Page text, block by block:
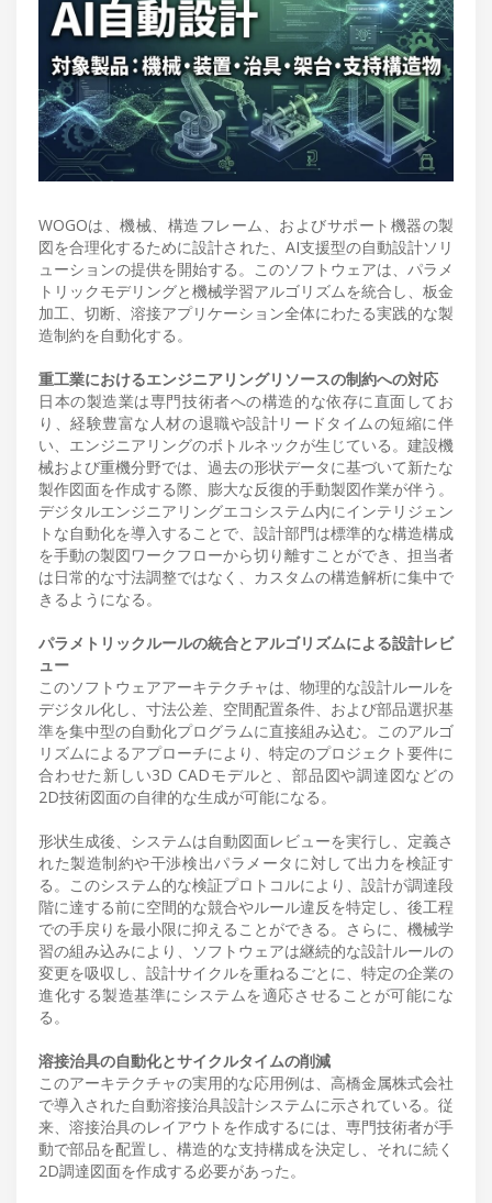
WOGOは、機械、構造フレーム、およびサポート機器の製
図を合理化するために設計された、AI支援型の自動設計ソリ
ューションの提供を開始する。このソフトウェアは、パラメ
トリックモデリングと機械学習アルゴリズムを統合し、板金
加工、切断、溶接アプリケーション全体にわたる実践的な製
造制約を自動化する。
重工業におけるエンジニアリングリソースの制約への対応
日本の製造業は専門技術者への構造的な依存に直面してお
り、経験豊富な人材の退職や設計リードタイムの短縮に伴
い、エンジニアリングのボトルネックが生じている。建設機
械および重機分野では、過去の形状データに基づいて新たな
製作図面を作成する際、膨大な反復的手動製図作業が伴う。
デジタルエンジニアリングエコシステム内にインテリジェン
トな自動化を導入することで、設計部門は標準的な構造構成
を手動の製図ワークフローから切り離すことができ、担当者
は日常的な寸法調整ではなく、カスタムの構造解析に集中で
きるようになる。
パラメトリックルールの統合とアルゴリズムによる設計レビ
ュー
このソフトウェアアーキテクチャは、物理的な設計ルールを
デジタル化し、寸法公差、空間配置条件、および部品選択基
準を集中型の自動化プログラムに直接組み込む。このアルゴ
リズムによるアプローチにより、特定のプロジェクト要件に
合わせた新しい3D CADモデルと、部品図や調達図などの
2D技術図面の自律的な生成が可能になる。
形状生成後、システムは自動図面レビューを実行し、定義さ
れた製造制約や干渉検出パラメータに対して出力を検証す
る。このシステム的な検証プロトコルにより、設計が調達段
階に達する前に空間的な競合やルール違反を特定し、後工程
での手戻りを最小限に抑えることができる。さらに、機械学
習の組み込みにより、ソフトウェアは継続的な設計ルールの
変更を吸収し、設計サイクルを重ねるごとに、特定の企業の
進化する製造基準にシステムを適応させることが可能にな
る。
溶接治具の自動化とサイクルタイムの削減
このアーキテクチャの実用的な応用例は、高橋金属株式会社
で導入された自動溶接治具設計システムに示されている。従
来、溶接治具のレイアウトを作成するには、専門技術者が手
動で部品を配置し、構造的な支持構成を決定し、それに続く
2D調達図面を作成する必要があった。